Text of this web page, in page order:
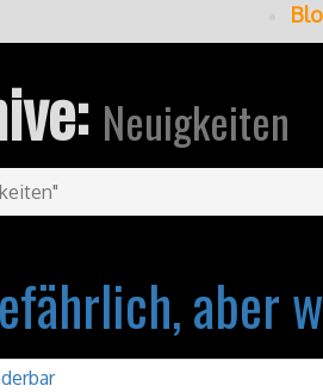
Neuigkeiten
aber